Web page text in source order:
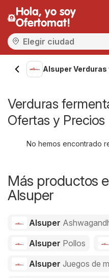
Hola, yo soy
Ofertomat!
Alsuper
Verduras
Ofertas y Precios
No hemos encontrado
Más productos
Alsuper
Alsuper
Alsuper Pollos
Alsuper Juegos de